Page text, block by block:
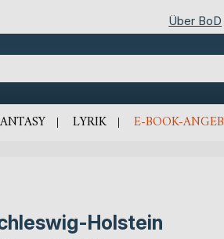
Über BoD
LYRIK E-BOOK-
Holstein